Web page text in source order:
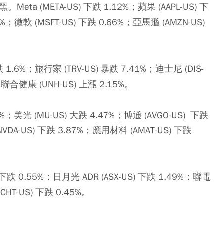
。Meta (META-US) 下跌 1.12%；蘋果 (AAPL-US) 下
微軟 (MSFT-US) 下跌 0.66%；亞馬遜 (AMZN-US)
；旅行家 (TRV-US) 暴跌 7.41%；迪士尼 (DIS-
合健康 (UNH-US) 上漲 2.15%。
美光 (MU-US) 大跌 4.47%；博通 (AVGO-US) 下跌
US) 下跌 3.87%；應用材料 (AMAT-US) 下跌
跌 0.55%；日月光 ADR (ASX-US) 下跌 1.49%；聯電
US) 下跌 0.45%。